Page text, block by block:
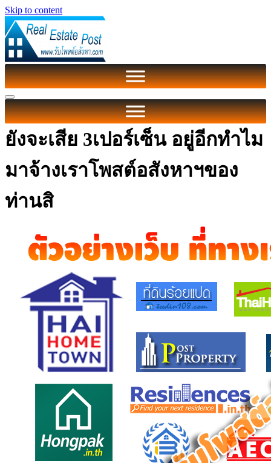
Skip to content
ยังจะเสีย 3เปอร์เซ็น อยู่อีกทำไม
มาจ้างเราโพสต์อสังหาฯของ
ท่านสิ